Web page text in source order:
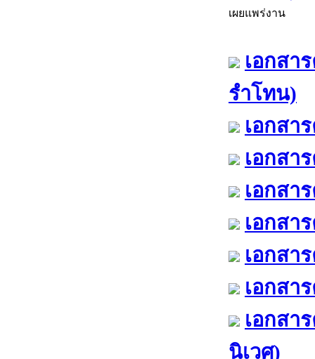
เผยแพร่งาน
เอกสา
รำโทน)
เอกสา
เอกสา
เอกสา
เอกสา
เอกสา
เอกสา
เอกสา
นิเวศ)